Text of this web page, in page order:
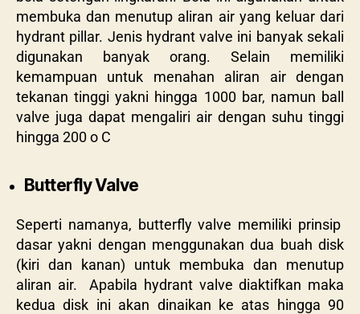
membuka dan menutup aliran air yang keluar dari
hydrant pillar. Jenis hydrant valve ini banyak sekali
digunakan banyak orang. Selain memiliki
kemampuan untuk menahan aliran air dengan
tekanan tinggi yakni hingga 1000 bar, namun ball
valve juga dapat mengaliri air dengan suhu tinggi
hingga 200 o C
Butterfly Valve
Seperti namanya, butterfly valve memiliki prinsip
dasar yakni dengan menggunakan dua buah disk
(kiri dan kanan) untuk membuka dan menutup
aliran air. Apabila hydrant valve diaktifkan maka
kedua disk ini akan dinaikan ke atas hingga 90